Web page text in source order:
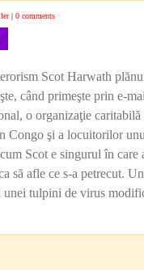
| 0 comments
Scot Harwath
când primeşte prin e-
o organizaţie
Congo şi a locuitorilor
Scot e singurul în care
să afle ce s-a petrecut.
tulpini de virus